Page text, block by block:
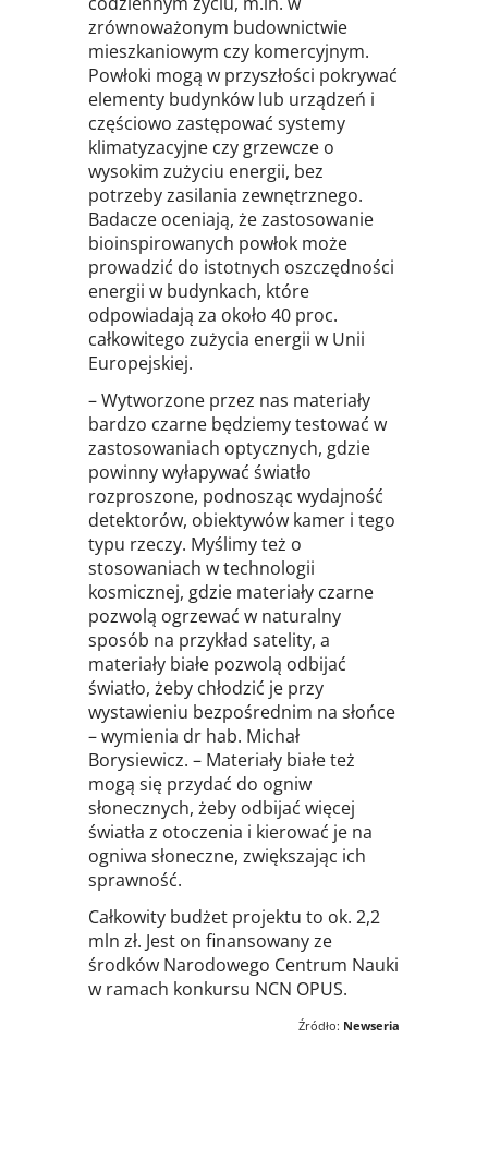
zrównoważonym budownictwie
mieszkaniowym czy komercyjnym.
Powłoki mogą w przyszłości pokrywać
elementy budynków lub urządzeń i
częściowo zastępować systemy
klimatyzacyjne czy grzewcze o
wysokim zużyciu energii, bez
potrzeby zasilania zewnętrznego.
Badacze oceniają, że zastosowanie
bioinspirowanych powłok może
prowadzić do istotnych oszczędności
energii w budynkach, które
odpowiadają za około 40 proc.
całkowitego zużycia energii w Unii
Europejskiej.
– Wytworzone przez nas materiały
bardzo czarne będziemy testować w
zastosowaniach optycznych, gdzie
powinny wyłapywać światło
rozproszone, podnosząc wydajność
detektorów, obiektywów kamer i tego
typu rzeczy. Myślimy też o
stosowaniach w technologii
kosmicznej, gdzie materiały czarne
pozwolą ogrzewać w naturalny
sposób na przykład satelity, a
materiały białe pozwolą odbijać
światło, żeby chłodzić je przy
wystawieniu bezpośrednim na słońce
– wymienia dr hab. Michał
Borysiewicz. – Materiały białe też
mogą się przydać do ogniw
słonecznych, żeby odbijać więcej
światła z otoczenia i kierować je na
ogniwa słoneczne, zwiększając ich
sprawność.
Całkowity budżet projektu to ok. 2,2
mln zł. Jest on finansowany ze
środków Narodowego Centrum Nauki
w ramach konkursu NCN OPUS.
Źródło: Newseria